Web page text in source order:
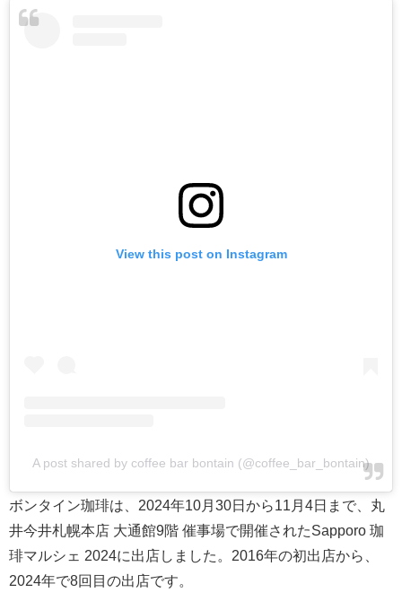
View this post on Instagram
A post shared by coffee bar bontain (@coffee_bar_bontain)
ボンタイン珈琲は、2024年10月30日から11月4日まで、丸
井今井札幌本店 大通館9階 催事場で開催されたSapporo 珈
琲マルシェ 2024に出店しました。2016年の初出店から、
2024年で8回目の出店です。